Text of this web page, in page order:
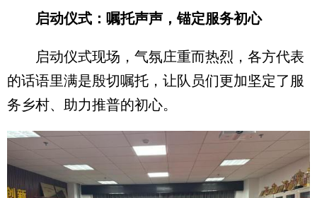
启动仪式：嘱托声声，锚定服务初心
启动仪式现场，气氛庄重而热烈，各方代表
的话语里满是殷切嘱托，让队员们更加坚定了服
务乡村、助力推普的初心。